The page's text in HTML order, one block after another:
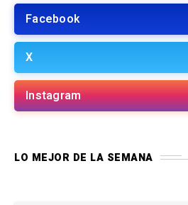
Facebook
X
Instagram
LO MEJOR DE LA SEMANA